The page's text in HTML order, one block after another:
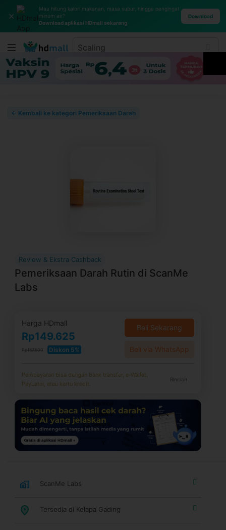
✕
Mau hitung kalori makanan, masa subur, hingga pengingat
minum air?
Download aplikasi HDmall sekarang
Download
← Kembali ke kategori Pemeriksaan Darah
Review & Ekstra Cashback
Pemeriksaan Darah Rutin di ScanMe
Labs
Harga HDmall
Rp149.625
Rp157.500 Diskon 5%
Beli Sekarang
Beli via WhatsApp
Pembayaran bisa dengan bank transfer, e-Wallet,
PayLater, atau kartu kredit.
Rincian
ScanMe Labs
Tersedia di Kelapa Gading